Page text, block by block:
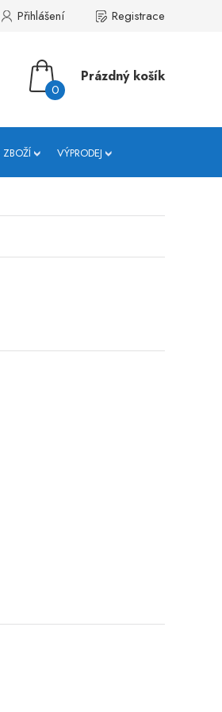
Registrace
Přihlášení
0
Prázdný košík
VÝPRODEJ